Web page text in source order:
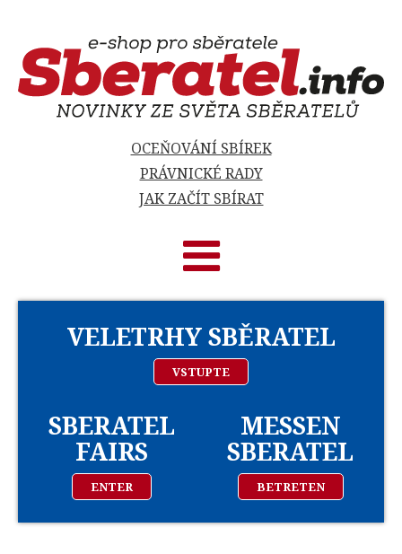
OCEŇOVÁNÍ SBÍREK
PRÁVNICKÉ RADY
JAK ZAČÍT SBÍRAT
VELETRHY SBĚRATEL
VSTUPTE
SBERATEL
FAIRS
ENTER
MESSEN
SBERATEL
BETRETEN